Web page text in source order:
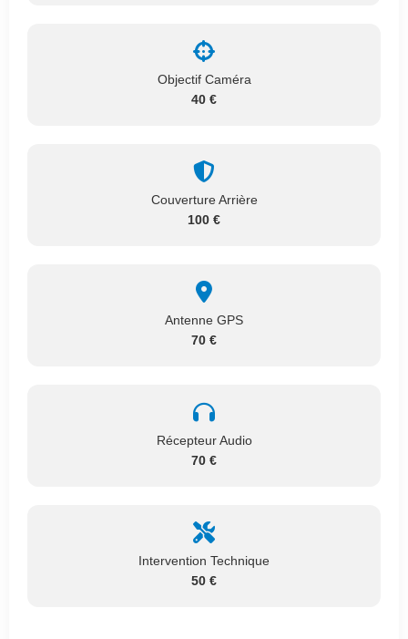
Objectif Caméra
40 €
Couverture Arrière
100 €
Antenne GPS
70 €
Récepteur Audio
70 €
Intervention Technique
50 €